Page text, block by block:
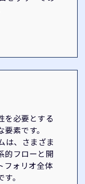
を必要とする
素です。
は、さまざま
的フローと開
フォリオ全体
。